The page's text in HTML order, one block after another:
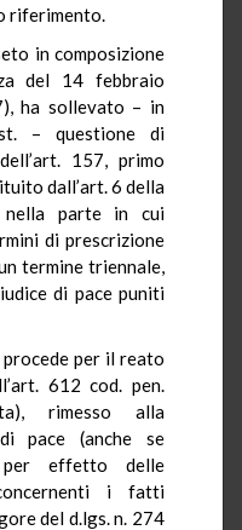
riferimento.
in composizione
del 14 febbraio
ha sollevato – in
– questione di
157, primo
dall’art. 6 della
parte in cui
di prescrizione
termine triennale,
di pace puniti
per il reato
612 cod. pen.
rimesso alla
pace (anche se
effetto delle
i fatti
del d.lgs. n. 274